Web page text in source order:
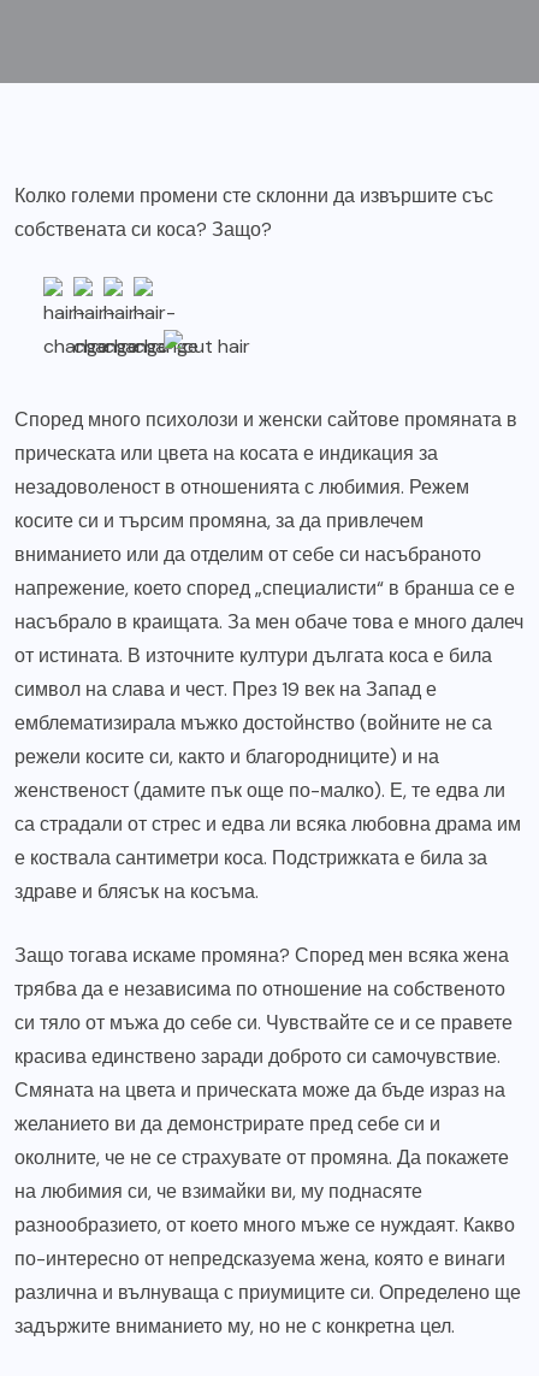
Колко големи промени сте склонни да извършите със
собствената си коса? Защо?
Според много психолози и женски сайтове промяната в
прическата или цвета на косата е индикация за
незадоволеност в отношенията с любимия. Режем
косите си и търсим промяна, за да привлечем
вниманието или да отделим от себе си насъбраното
напрежение, което според „специалисти“ в бранша се е
насъбрало в краищата. За мен обаче това е много далеч
от истината. В източните култури дългата коса е била
символ на слава и чест. През 19 век на Запад е
емблематизирала мъжко достойнство (войните не са
режели косите си, както и благородниците) и на
женственост (дамите пък още по-малко). Е, те едва ли
са страдали от стрес и едва ли всяка любовна драма им
е коствала сантиметри коса. Подстрижката е била за
здраве и блясък на косъма.
Защо тогава искаме промяна? Според мен всяка жена
трябва да е независима по отношение на собственото
си тяло от мъжа до себе си. Чувствайте се и се правете
красива единствено заради доброто си самочувствие.
Смяната на цвета и прическата може да бъде израз на
желанието ви да демонстрирате пред себе си и
околните, че не се страхувате от промяна. Да покажете
на любимия си, че взимайки ви, му поднасяте
разнообразието, от което много мъже се нуждаят. Какво
по-интересно от непредсказуема жена, която е винаги
различна и вълнуваща с приумиците си. Определено ще
задържите вниманието му, но не с конкретна цел.